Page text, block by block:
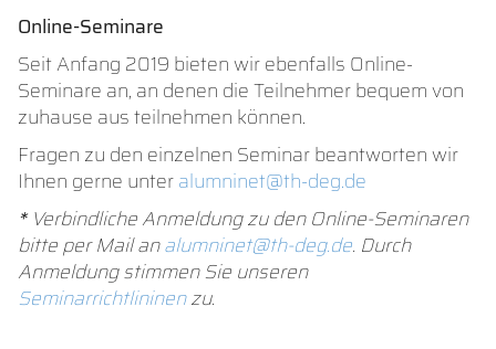
Online-Seminare
Seit Anfang 2019 bieten wir ebenfalls Online-
Seminare an, an denen die Teilnehmer bequem von
zuhause aus teilnehmen können.
Fragen zu den einzelnen Seminar beantworten wir
Ihnen gerne unteralumninet@th-deg.de
*Verbindliche Anmeldung zu den Online-Seminaren
bitte per Mail analumninet@th-deg.de. Durch
Anmeldung stimmen Sie unseren
Seminarrichtlininenzu.